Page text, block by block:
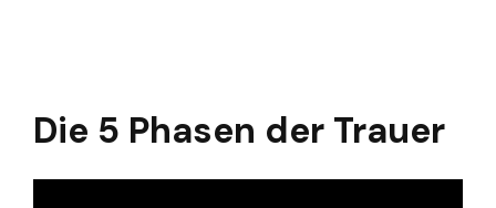
Die 5 Phasen der Trauer